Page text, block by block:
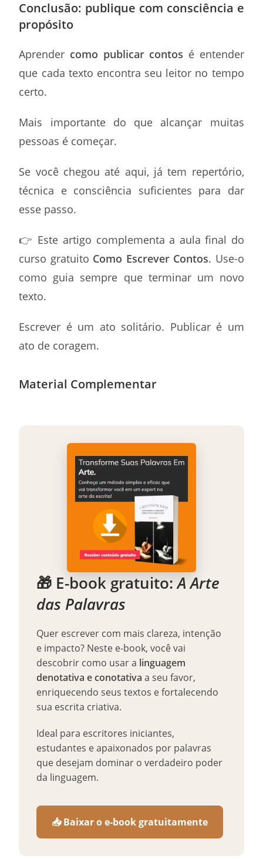
Conclusão: publique com consciência e
propósito
Aprender como publicar contos é entender
que cada texto encontra seu leitor no tempo
certo.
Mais importante do que alcançar muitas
pessoas é começar.
Se você chegou até aqui, já tem repertório,
técnica e consciência suficientes para dar
esse passo.
👉 Este artigo complementa a aula final do
curso gratuito Como Escrever Contos. Use-o
como guia sempre que terminar um novo
texto.
Escrever é um ato solitário. Publicar é um
ato de coragem.
Material Complementar
🎁 E-book gratuito:A Arte
das Palavras
Quer escrever com mais clareza, intenção
e impacto? Neste e-book, você vai
descobrir como usar a linguagem
denotativa e conotativa a seu favor,
enriquecendo seus textos e fortalecendo
sua escrita criativa.
Ideal para escritores iniciantes,
estudantes e apaixonados por palavras
que desejam dominar o verdadeiro poder
da linguagem.
📥 Baixar o e-book gratuitamente